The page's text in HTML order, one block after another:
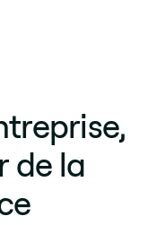
de la